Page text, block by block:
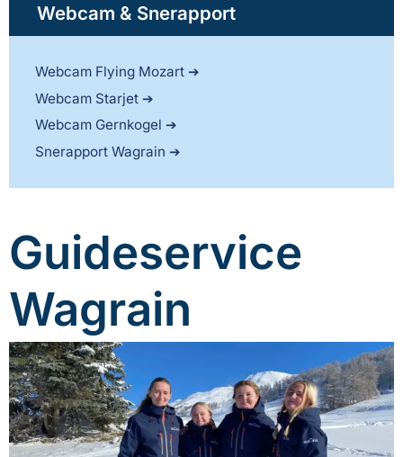
Webcam & Snerapport
Webcam Flying Mozart
Webcam Starjet
Webcam Gernkogel
Snerapport Wagrain
Guideservice
Wagrain